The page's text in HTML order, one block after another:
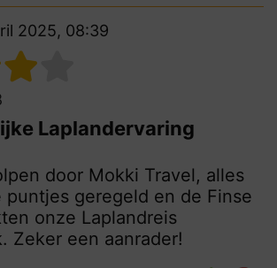
2025, 08:39
Laplandervaring
door Mokki Travel, alles
puntjes geregeld en de Finse
onze Laplandreis
Zeker een aanrader!